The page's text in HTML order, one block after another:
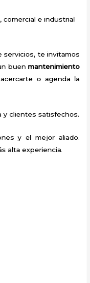
comercial e industrial
servicios, te invitamos
buen mantenimiento
o agenda la
y clientes satisfechos.
y el mejor aliado.
alta experiencia.